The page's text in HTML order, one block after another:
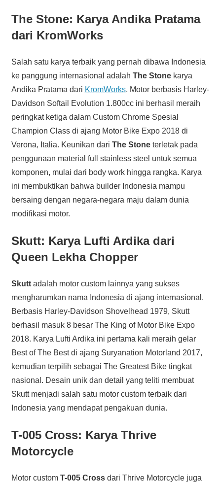
The Stone: Karya Andika Pratama
dari KromWorks
Salah satu karya terbaik yang pernah dibawa Indonesia
ke panggung internasional adalah The Stonekarya
Andika Pratama dari KromWorks. Motor berbasis Harley-
Davidson Softail Evolution 1.800cc ini berhasil meraih
peringkat ketiga dalam Custom Chrome Spesial
Champion Class di ajang Motor Bike Expo 2018 di
Verona, Italia. Keunikan dari The Stoneterletak pada
penggunaan material full stainless steel untuk semua
komponen, mulai dari body work hingga rangka. Karya
ini membuktikan bahwa builder Indonesia mampu
bersaing dengan negara-negara maju dalam dunia
modifikasi motor.
Skutt: Karya Lufti Ardika dari
Queen Lekha Chopper
Skuttadalah motor custom lainnya yang sukses
mengharumkan nama Indonesia di ajang internasional.
Berbasis Harley-Davidson Shovelhead 1979, Skutt
berhasil masuk 8 besar The King of Motor Bike Expo
2018. Karya Lufti Ardika ini pertama kali meraih gelar
Best of The Best di ajang Suryanation Motorland 2017,
kemudian terpilih sebagai The Greatest Bike tingkat
nasional. Desain unik dan detail yang teliti membuat
Skutt menjadi salah satu motor custom terbaik dari
Indonesia yang mendapat pengakuan dunia.
T-005 Cross: Karya Thrive
Motorcycle
Motor custom T-005 Crossdari Thrive Motorcycle juga